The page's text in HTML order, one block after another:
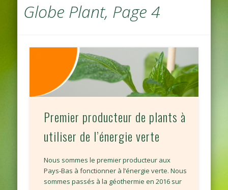
Globe Plant, Page 4
Premier producteur de plants à
utiliser de l’énergie verte
Nous sommes le premier producteur aux
Pays-Bas à fonctionner à l’énergie verte. Nous
sommes passés à la géothermie en 2016 sur